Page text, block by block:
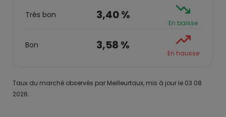
Très bon 3,40 %
En baisse
Bon 3,58 %
En hausse
Taux du marché observés par Meilleurtaux, mis à jour le 03 08
2026.